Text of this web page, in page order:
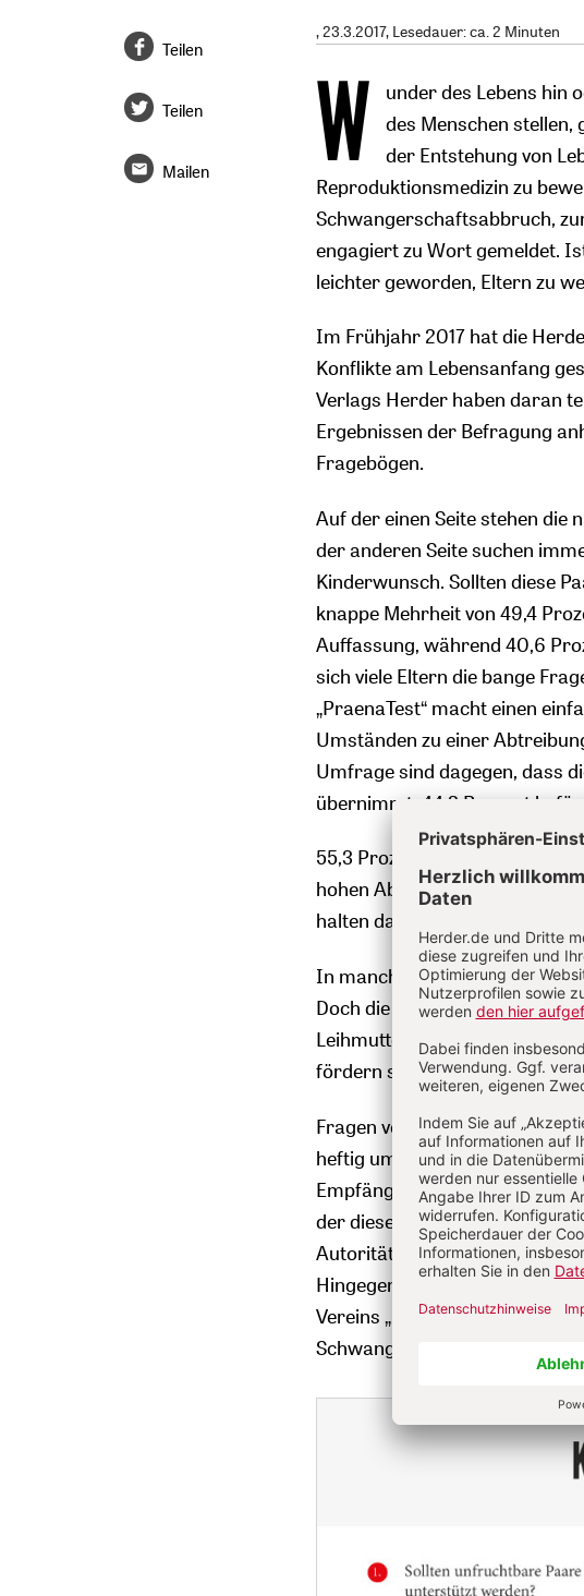
, 23.3.2017, Lesedauer: ca. 2 Minuten
W
under des Lebens hin
des Menschen
der Entstehung von
Reproduktionsmedizin zu
Schwangerschaftsabbruch,
engagiert zu Wort gemeldet.
leichter geworden, Eltern zu
Im Frühjahr 2017 hat die
Konflikte am Lebensanfang
Verlags Herder haben daran
Ergebnissen der Befragung
Fragebögen.
Auf der einen Seite stehen die
der anderen Seite suchen
Kinderwunsch. Sollten diese
knappe Mehrheit von 49,4
Auffassung, während 40,6
sich viele Eltern die bange
„PraenaTest“ macht einen
Umständen zu einer
Umfrage sind dagegen, dass
übernimmt, 44,2 Prozent
55,3 Prozent der Befragten
hohen Abtreibungszahlen die
halten das nicht für nötig.
In manchen Ländern erfüllen
Doch die große Mehrheit
Leihmutterschaft zu erlauben.
fördern sollte.
Fragen von Sexualität und
heftig umstritten. So glauben
Empfängnisverhütung fallen
der dieses Verbot vor fünfzig
Autorität der Kirche geschadet
Hingegen meinen 58,5
Vereins „Donum Vitae“ als
Teilen
Teilen
Mailen